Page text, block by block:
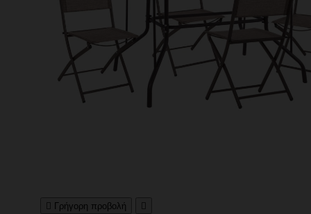
 Γρήγορη προβολή 